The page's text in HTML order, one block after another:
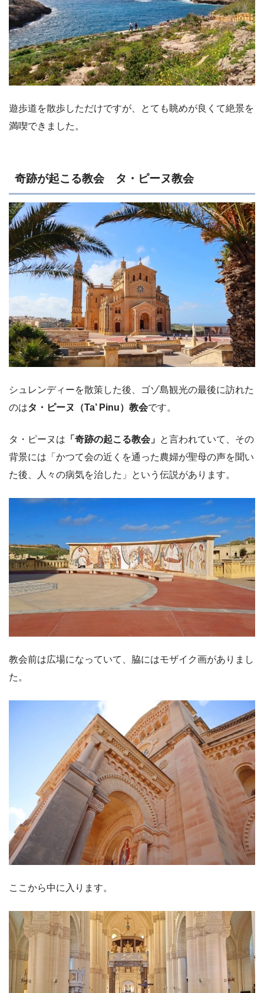
遊歩道を散歩しただけですが、とても眺めが良くて絶景を
満喫できました。
奇跡が起こる教会 タ・ピーヌ教会
シュレンディーを散策した後、ゴゾ島観光の最後に訪れた
のはタ・ピーヌ（Ta’ Pinu）教会です。
タ・ピーヌは 「奇跡の起こる教会」 と言われていて、その
背景には「かつて会の近くを通った農婦が聖母の声を聞い
た後、人々の病気を治した」という伝説があります。
教会前は広場になっていて、脇にはモザイク画がありまし
た。
ここから中に入ります。